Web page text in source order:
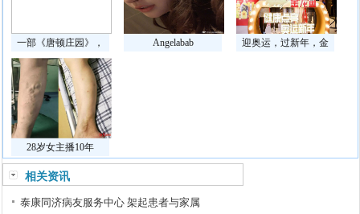
一部《唐顿庄园》， Angelabab 迎奥运，过新年，金
28岁女主播10年
相关资讯
泰康同济病友服务中心 架起患者与家属